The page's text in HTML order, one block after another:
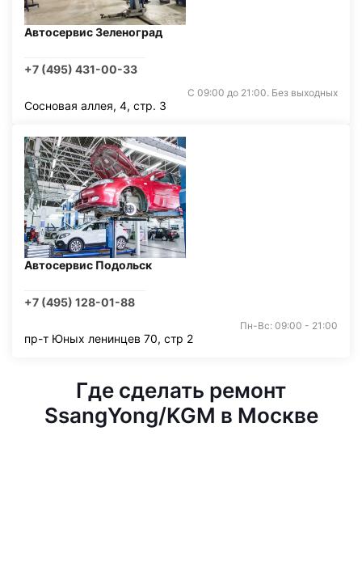
Автосервис Зеленоград
+7 (495) 431-00-33
С 09:00 до 21:00. Без выходных
Сосновая аллея, 4, стр. 3
Автосервис Подольск
+7 (495) 128-01-88
Пн-Вс: 09:00 - 21:00
пр-т Юных ленинцев 70, стр 2
Где сделать ремонт
SsangYong/KGM в Москве